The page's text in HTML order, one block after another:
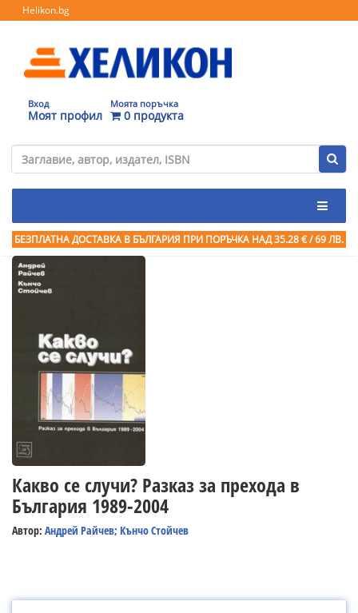
Helikon.bg
Вход
Моят профил
Моята поръчка
0 продукта
БЕЗПЛАТНА ДОСТАВКА В БЪЛГАРИЯ ПРИ ПОРЪЧКА НАД 35.28 € / 69 ЛВ.
Какво се случи? Разказ за прехода в
България 1989-2004
Автор: Андрей Райчев; Кънчо Стойчев